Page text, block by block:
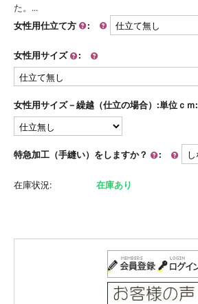
た。...
女性用仕立て方
:
女性用サイズ :
女性用サイズ－繰越（仕立の場合）:単位ｃｍ:
特急加工（手縫い）をしますか？ :
在庫状況: 在庫あり